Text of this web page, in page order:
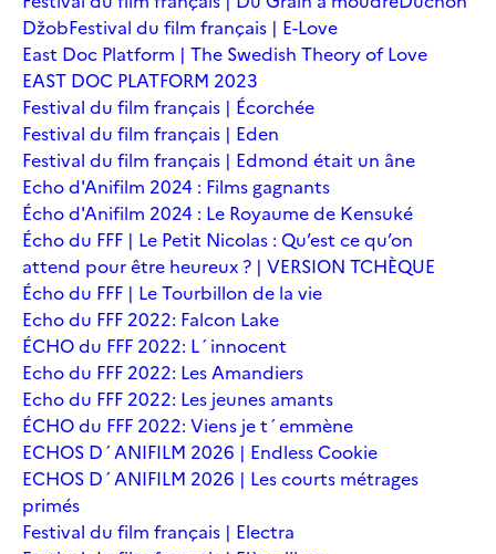
DžobFestival du film français | E-Love
East Doc Platform | The Swedish Theory of Love
EAST DOC PLATFORM 2023
Festival du film français | Écorchée
Festival du film français | Eden
Festival du film français | Edmond était un âne
Echo d'Anifilm 2024 : Films gagnants
Écho d'Anifilm 2024 : Le Royaume de Kensuké
Écho du FFF | Le Petit Nicolas : Qu’est ce qu’on
attend pour être heureux ? | VERSION TCHÈQUE
Écho du FFF | Le Tourbillon de la vie
Echo du FFF 2022: Falcon Lake
ÉCHO du FFF 2022: L´innocent
Echo du FFF 2022: Les Amandiers
Echo du FFF 2022: Les jeunes amants
ÉCHO du FFF 2022: Viens je t´emmène
ECHOS D´ANIFILM 2026 | Endless Cookie
ECHOS D´ANIFILM 2026 | Les courts métrages
primés
Festival du film français | Electra